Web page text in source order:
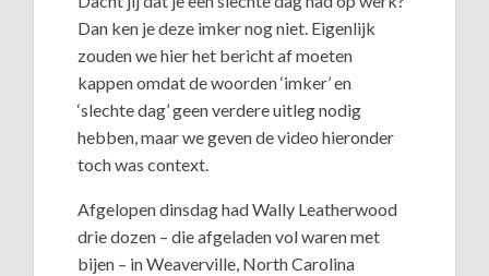
Dan ken je deze imker nog niet. Eigenlijk
zouden we hier het bericht af moeten
kappen omdat de woorden ‘imker’ en
‘slechte dag’ geen verdere uitleg nodig
hebben, maar we geven de video hieronder
toch was context.
Afgelopen dinsdag had Wally Leatherwood
drie dozen – die afgeladen vol waren met
bijen – in Weaverville, North Carolina